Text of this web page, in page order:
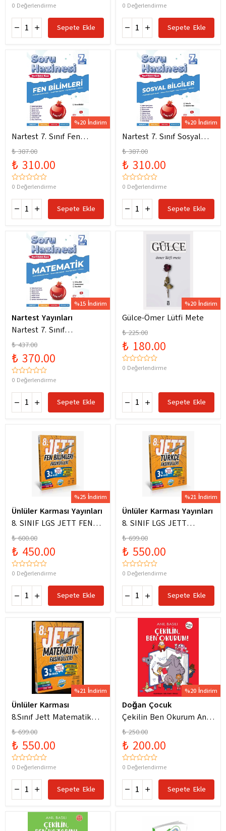
0 Değerlendirme
Sepete Ekle
0 Değerlendirme
Sepete Ekle
%20 İndirim
Nartest 7. Sınıf Fen
Bilimleri Soru Hazinesi
Yeni Maarif Modele
Uygun
₺ 387.00
₺ 310.00
0 Değerlendirme
Sepete Ekle
%20 İndirim
Nartest 7. Sınıf Sosyal
Bilgiler Soru Hazinesi
Yeni Maarif Modele
Uygun
₺ 387.00
₺ 310.00
0 Değerlendirme
Sepete Ekle
%15 İndirim
Nartest Yayınları
Nartest 7. Sınıf
Matematik Soru Hazinesi
₺ 437.00
₺ 370.00
0 Değerlendirme
Sepete Ekle
%20 İndirim
Gülce-Ömer Lütfi Mete
₺ 225.00
₺ 180.00
0 Değerlendirme
Sepete Ekle
%25 İndirim
Ünlüler Karması Yayınları
8. SINIF LGS JETT FEN
BİLİMLERİ FASİKÜLLERİ
₺ 600.00
₺ 450.00
0 Değerlendirme
Sepete Ekle
%21 İndirim
Ünlüler Karması Yayınları
8. SINIF LGS JETT
TÜRKÇE FASİKÜLLERİ
₺ 699.00
₺ 550.00
0 Değerlendirme
Sepete Ekle
%21 İndirim
Ünlüler Karması
8.Sınıf Jett Matematik
Fasiküller Soru Bankası /
Kolektif / Ünlüler
Karması / 9786256529786
₺ 699.00
₺ 550.00
0 Değerlendirme
Sepete Ekle
%20 İndirim
Doğan Çocuk
Çekilin Ben Okurum Anıl
Basılı Eğlenceli
Hikayeler
₺ 250.00
₺ 200.00
0 Değerlendirme
Sepete Ekle